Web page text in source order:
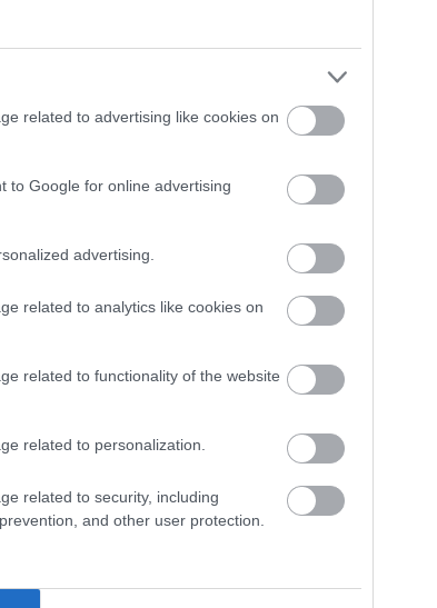
related to advertising like cookies on
to Google for online advertising
advertising.
related to analytics like cookies on
related to functionality of the website
related to personalization.
related to security, including
and other user protection.
titka
Felnőtt Fejlődés
mi teszi az embereket
724 résztvevővel indult –
–, majd később
résztvevők házastársait,
A kutatók rendszeresen
a résztvevőkkel,
állapotukról.